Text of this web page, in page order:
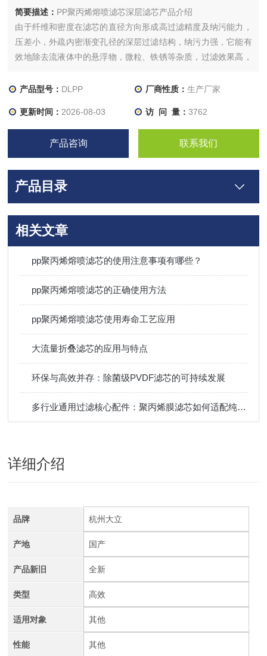
简要描述： PP聚丙烯熔喷滤芯深层滤芯产品介绍
由于纤维和密度在滤芯的直径方向形成高过滤精度及纳污能力，
压差小，外疏内密渐变孔径的深层过滤结构，纳污力强，它能有
效地除去流液体中的悬浮物，微粒、铁锈等杂质，过滤效果高，
产品型号： DLPP 厂商性质： 生产厂家
更新时间： 2026-08-03 访 问 量： 3762
产品咨询 联系我们
产品目录
相关文章
pp聚丙烯熔喷滤芯的使用注意事项有哪些？
pp聚丙烯熔喷滤芯的正确使用方法
pp聚丙烯熔喷滤芯使用寿命工艺应用
大流量折叠滤芯的应用与特点
环保与高效并存：除菌级PVDF滤芯的可持续发展
多行业通用过滤核心配件：聚丙烯膜滤芯如何适配纯水制备、制药、化工、食品饮料等不同场景需求
详细介绍
品牌 杭州大立
产地 国产
产品新旧 全新
类型 高效
适用对象 其他
性能 其他